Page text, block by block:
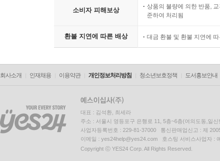
소비자 피해보상
상품의 불량에 의한 반품,
준하여 처리됨
환불 지연에 따른 배상 대금 환불 및 환불 지연에
회사소개 인재채용 이용약관 개인정보처리방침 청소년보호정책 도서홍보안내
대표 : 김석환, 최세라
주소 : 서울시 영등포구 은행로 11, 5층~6층(여의도동,일신
사업자등록번호 : 229-81-37000 통신판매업신고 : 제
이메일 : yes24help@yes24.com 호스팅 서비스사업자 :
Copyright ⓒ YES24 Corp. All Rights Reserved.